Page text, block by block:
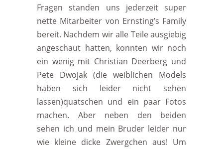
Fragen standen uns jederzeit super
nette Mitarbeiter von Ernsting’s Family
bereit. Nachdem wir alle Teile ausgiebig
angeschaut hatten, konnten wir noch
ein wenig mit Christian Deerberg und
Pete Dwojak (die weiblichen Models
haben sich leider nicht sehen
lassen)quatschen und ein paar Fotos
machen. Aber neben den beiden
sehen ich und mein Bruder leider nur
wie kleine dicke Zwergchen aus! Um